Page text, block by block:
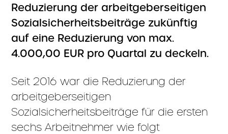
Reduzierung der arbeitgeberseitigen
Sozialsicherheitsbeiträge zukünftig
auf eine Reduzierung von max.
4.000,00 EUR pro Quartal zu deckeln.
Seit 2016 war die Reduzierung der
arbeitgeberseitigen
Sozialsicherheitsbeiträge für die ersten
sechs Arbeitnehmer wie folgt